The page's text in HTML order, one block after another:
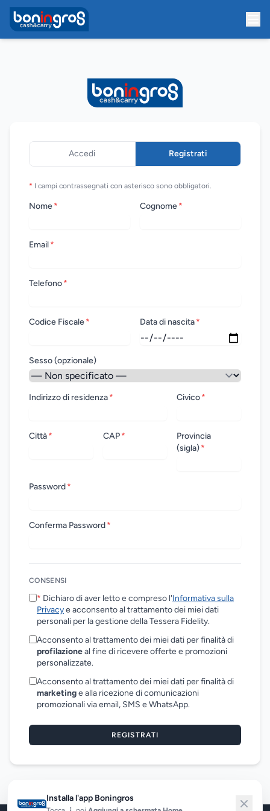
Accedi Registrati
* I campi contrassegnati con asterisco sono obbligatori.
Nome* Cognome*
Email*
Telefono*
Codice Fiscale* Data di nascita*
Sesso (opzionale)
Indirizzo di residenza* Civico*
Città* CAP*
Provincia
(sigla)*
Password*
Conferma Password*
CONSENSI
* Dichiaro di aver letto e compreso l'Informativa sulla
Privacye acconsento al trattamento dei miei dati
personali per la gestione della Tessera Fidelity.
Acconsento al trattamento dei miei dati per finalità di
profilazioneal fine di ricevere offerte e promozioni
personalizzate.
Acconsento al trattamento dei miei dati per finalità di
marketinge alla ricezione di comunicazioni
promozionali via email, SMS e WhatsApp.
REGISTRATI
Installa l'app Boningros